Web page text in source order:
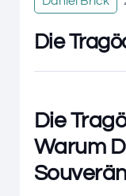
Die
Die
Warum